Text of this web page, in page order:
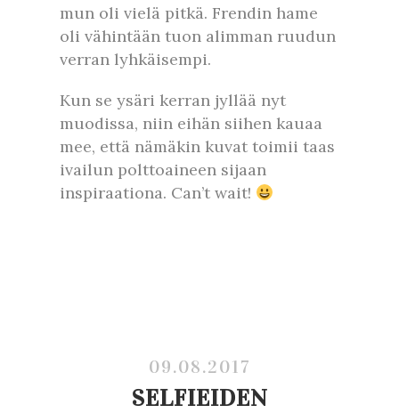
mun oli vielä pitkä. Frendin hame
oli vähintään tuon alimman ruudun
verran lyhkäisempi.
Kun se ysäri kerran jyllää nyt
muodissa, niin eihän siihen kauaa
mee, että nämäkin kuvat toimii taas
ivailun polttoaineen sijaan
inspiraationa. Can’t wait!
09.08.2017
SELFIEIDEN